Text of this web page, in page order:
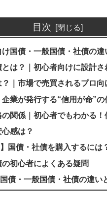
目次
国債・一般国債・社債の違
は？｜初心者向けに設計さ
｜市場で売買されるプロ向
業が発行する“信用が命”の
関係｜初心者でもわかる
感は？
国債・社債を購入するには
初心者によくある疑問
債・一般国債・社債の違い